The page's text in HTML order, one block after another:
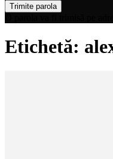
Etichetă: